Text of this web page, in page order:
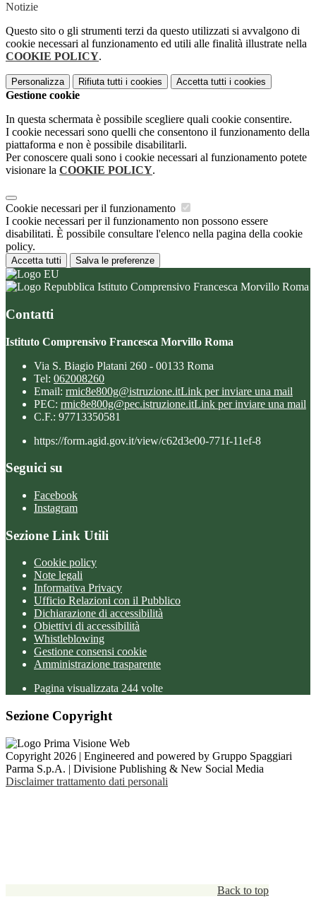
Notizie
Questo sito o gli strumenti terzi da questo utilizzati si avvalgono di
cookie necessari al funzionamento ed utili alle finalità illustrate nella
COOKIE POLICY.
Personalizza Rifiuta tutti i cookies Accetta tutti i cookies
Gestione cookie
In questa schermata è possibile scegliere quali cookie consentire.
I cookie necessari sono quelli che consentono il funzionamento della
piattaforma e non è possibile disabilitarli.
Per conoscere quali sono i cookie necessari al funzionamento potete
visionare la COOKIE POLICY.
Cookie necessari per il funzionamento
I cookie necessari per il funzionamento non possono essere
disabilitati. È possibile consultare l'elenco nella pagina della cookie
policy.
Accetta tutti Salva le preferenze
Istituto Comprensivo Francesca Morvillo Roma
Contatti
Istituto Comprensivo Francesca Morvillo Roma
Via S. Biagio Platani 260 - 00133 Roma
Tel: 062008260
Email: rmic8e800g@istruzione.itLink per inviare una mail
PEC: rmic8e800g@pec.istruzione.itLink per inviare una mail
C.F.: 97713350581
https://form.agid.gov.it/view/c62d3e00-771f-11ef-8
Seguici su
Facebook
Instagram
Sezione Link Utili
Cookie policy
Note legali
Informativa Privacy
Ufficio Relazioni con il Pubblico
Dichiarazione di accessibilità
Obiettivi di accessibilità
Whistleblowing
Gestione consensi cookie
Amministrazione trasparente
Pagina visualizzata 244 volte
Sezione Copyright
Copyright 2026 | Engineered and powered by Gruppo Spaggiari
Parma S.p.A. | Divisione Publishing & New Social Media
Disclaimer trattamento dati personali
Back to top